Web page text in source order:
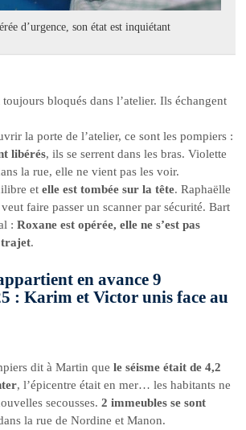
d’urgence, son état est inquiétant
bloqués dans l’atelier. Ils échangent
la porte de l’atelier, ce sont les pompiers :
libérés, ils se serrent dans les bras. Violette
la rue, elle ne vient pas les voir.
etelle est tombée sur la tête. Raphaëlle
faire passer un scanner par sécurité. Bart
:Roxane est opérée, elle ne s’est pas
trajet.
en avance 9
: Karim et Victor unis face au
dit à Martin quele séisme était de 4,2
, l’épicentre était en mer… les habitants ne
secousses.2 immeubles se sont
la rue de Nordine et Manon.